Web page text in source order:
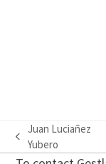
previous
post:
Juan Luciañez
Yubero